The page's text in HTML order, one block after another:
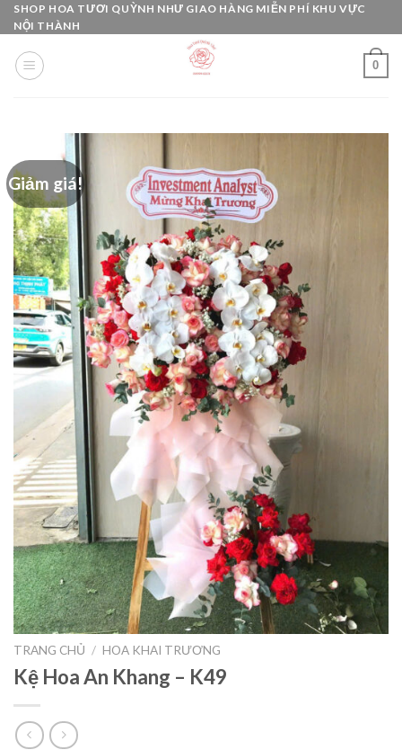
Skip
to
content
SHOP HOA TƯƠI QUỲNH NHƯ GIAO HÀNG MIỄN PHÍ KHU VỰC
NỘI THÀNH
0
Giảm giá!
TRANG CHỦ / HOA KHAI TRƯƠNG
Kệ Hoa An Khang – K49